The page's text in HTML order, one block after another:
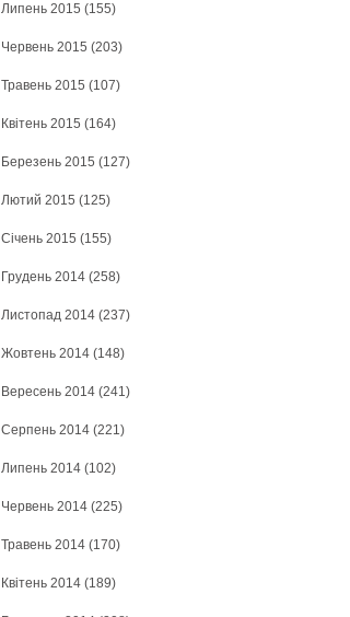
Липень 2015 (155)
Червень 2015 (203)
Травень 2015 (107)
Квітень 2015 (164)
Березень 2015 (127)
Лютий 2015 (125)
Січень 2015 (155)
Грудень 2014(258)
Листопад 2014(237)
Жовтень 2014(148)
Вересень 2014(241)
Серпень 2014(221)
Липень 2014(102)
Червень 2014(225)
Травень 2014(170)
Квітень 2014(189)